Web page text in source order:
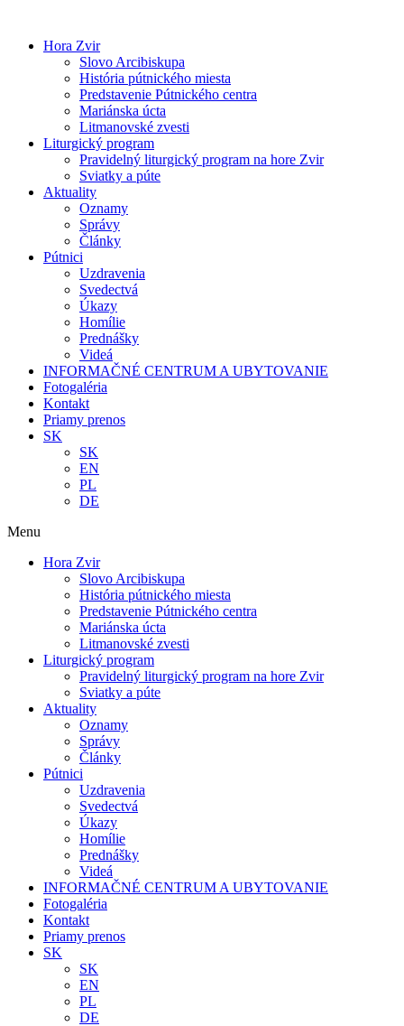
obsah
Hora Zvir
Slovo Arcibiskupa
História pútnického miesta
Predstavenie Pútnického centra
Mariánska úcta
Litmanovské zvesti
Liturgický program
Pravidelný liturgický program na hore Zvir
Sviatky a púte
Aktuality
Oznamy
Správy
Články
Pútnici
Uzdravenia
Svedectvá
Úkazy
Homílie
Prednášky
Videá
INFORMAČNÉ CENTRUM A UBYTOVANIE
Fotogaléria
Kontakt
Priamy prenos
SK
SK
EN
PL
DE
Menu
Hora Zvir
Slovo Arcibiskupa
História pútnického miesta
Predstavenie Pútnického centra
Mariánska úcta
Litmanovské zvesti
Liturgický program
Pravidelný liturgický program na hore Zvir
Sviatky a púte
Aktuality
Oznamy
Správy
Články
Pútnici
Uzdravenia
Svedectvá
Úkazy
Homílie
Prednášky
Videá
INFORMAČNÉ CENTRUM A UBYTOVANIE
Fotogaléria
Kontakt
Priamy prenos
SK
SK
EN
PL
DE